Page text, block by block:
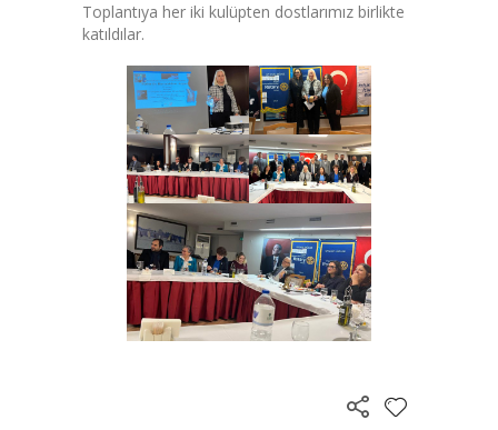
Toplantıya her iki kulüpten dostlarımız birlikte
katıldılar.